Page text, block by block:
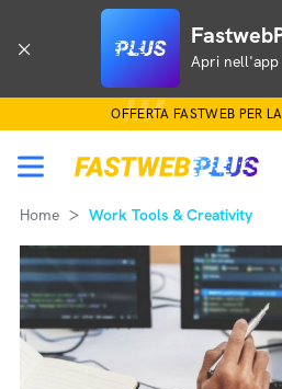
Apri nell'app
OFFERTA FASTWEB PER
Home Work Tools & Creativity